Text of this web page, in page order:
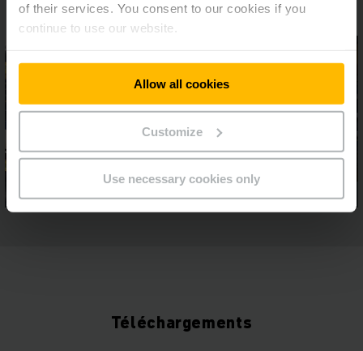
of their services. You consent to our cookies if you
continue to use our website.
Allow all cookies
Customize
Use necessary cookies only
Téléchargements